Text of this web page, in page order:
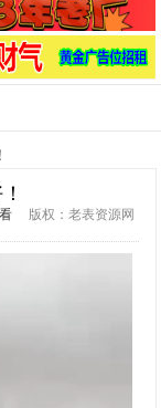
版权：老表资源网